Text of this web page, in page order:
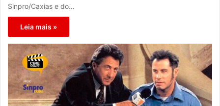
Sinpro/Caxias e do…
Leia mais »